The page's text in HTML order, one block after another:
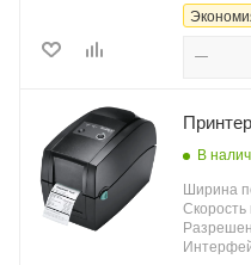
В
Ширина
Скорость